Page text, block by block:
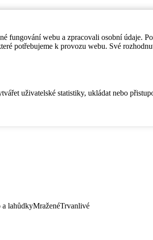
fungování webu a zpracovali osobní údaje.
potřebujeme k provozu webu. Své
uživatelské statistiky, ukládat nebo
a lahůdkyMraženéTrvanlivé